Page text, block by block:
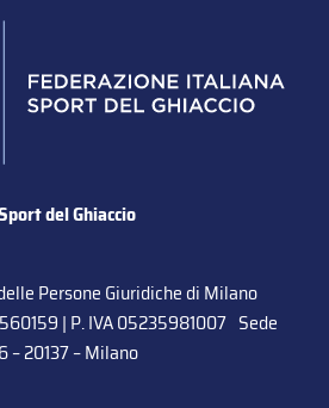
del Ghiaccio
Persone Giuridiche di Milano
| P. IVA 05235981007 Sede
– 20137 – Milano